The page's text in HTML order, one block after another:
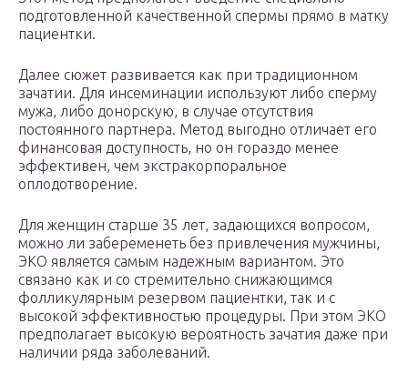
подготовленной качественной спермы прямо в матку
пациентки.
Далее сюжет развивается как при традиционном
зачатии. Для инсеминации используют либо сперму
мужа, либо донорскую, в случае отсутствия
постоянного партнера. Метод выгодно отличает его
финансовая доступность, но он гораздо менее
эффективен, чем экстракорпоральное
оплодотворение.
Для женщин старше 35 лет, задающихся вопросом,
можно ли забеременеть без привлечения мужчины,
ЭКО является самым надежным вариантом. Это
связано как и со стремительно снижающимся
фолликулярным резервом пациентки, так и с
высокой эффективностью процедуры. При этом ЭКО
предполагает высокую вероятность зачатия даже при
наличии ряда заболеваний.